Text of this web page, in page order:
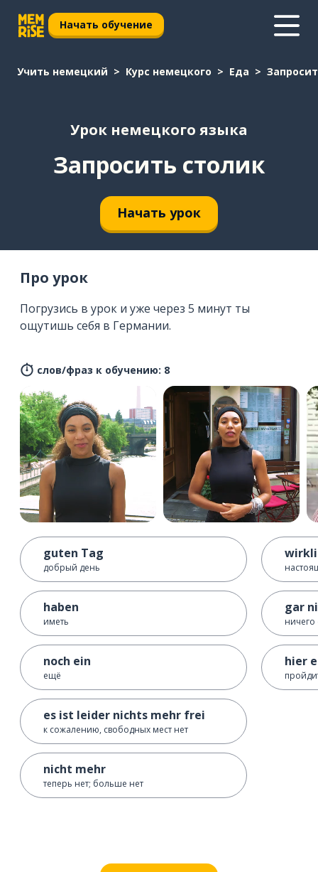
Начать обучение
Учить немецкий Курс немецкого Еда
Урок немецкого языка
Запросить столик
Начать урок
Про урок
Погрузись в урок и уже через 5 минут ты
ощутишь себя в Германии.
слов/фраз к обучению: 8
guten Tag
добрый день
haben
иметь
noch ein
ещё
es ist leider nichts mehr frei
к сожалению, свободных мест нет
nicht mehr
теперь нет; больше нет
gar
ничего
hier